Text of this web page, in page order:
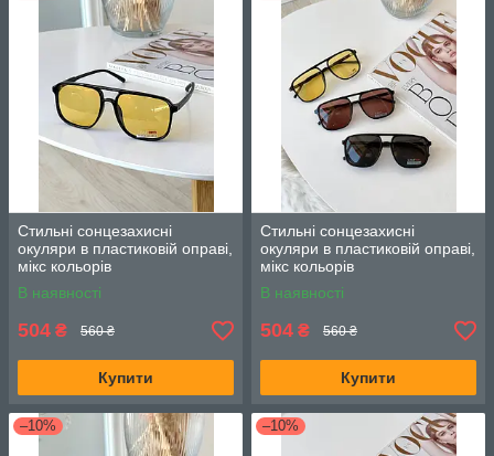
Стильні сонцезахисні
окуляри в пластиковій оправі,
мікс кольорів
В наявності
504 ₴ 560 ₴
Купити
Стильні сонцезахисні
окуляри в пластиковій оправі,
мікс кольорів
В наявності
504 ₴ 560 ₴
Купити
–10% –10%